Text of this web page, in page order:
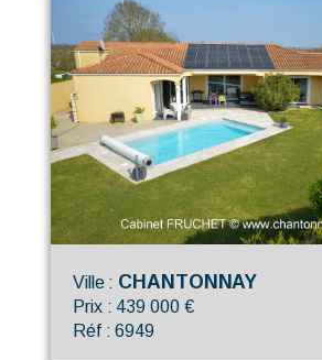
Ville : CHANTONNAY
Prix : 439 000 €
Réf : 6949